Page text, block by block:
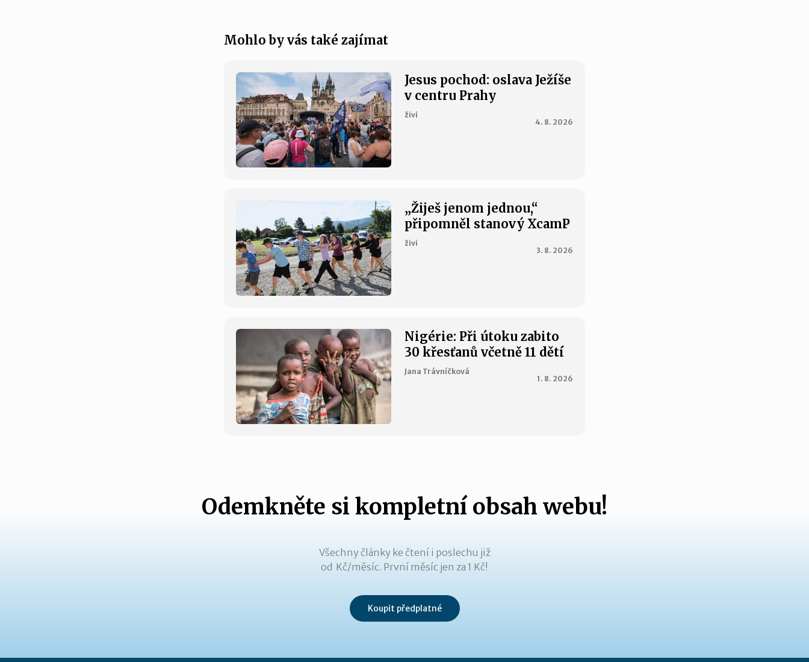
Mohlo by vás také zajímat
Jesus pochod: oslava Ježíše
v centru Prahy
živi
4. 8. 2026
„Žiješ jenom jednou,“
připomněl stanový XcamP
živi
3. 8. 2026
Nigérie: Při útoku zabito
30 křesťanů včetně 11 dětí
Jana Trávníčková
1. 8. 2026
Odemkněte si kompletní obsah webu!
Všechny články ke čtení i poslechu již
od Kč/měsíc. První měsíc jen za 1 Kč!
Koupit předplatné